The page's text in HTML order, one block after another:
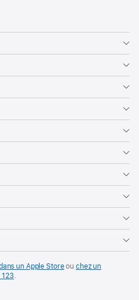
un Apple Storeouchez un
.